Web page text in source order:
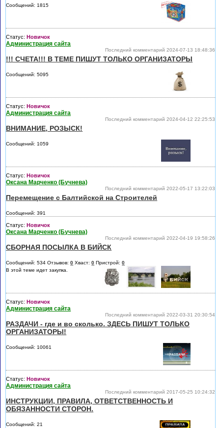
Сообщений: 1815
Статус:Новичок
Администрация сайта
Последний комментарий 2024-07-13 18:48:36
!!! СЧЕТА!!! В ТЕМЕ ПИШУТ ТОЛЬКО ОРГАНИЗАТОРЫ
Сообщений: 5095
Статус:Новичок
Администрация сайта
Последний комментарий 2024-04-12 22:25:53
ВНИМАНИЕ, РОЗЫСК!
Сообщений: 1059
Статус:Новичок
Оксана Марченко (Бучнева)
Последний комментарий 2022-05-17 13:22:03
Перемещение с Балтийской на Строителей
Сообщений: 391
Статус:Новичок
Оксана Марченко (Бучнева)
Последний комментарий 2022-04-19 19:58:26
СБОРНАЯ ПОСЫЛКА В БИЙСК
Сообщений: 534 Отзывов:0 Хваст:0 Пристрой:0
В этой теме идет закупка.
Статус:Новичок
Администрация сайта
Последний комментарий 2022-03-31 20:30:54
РАЗДАЧИ - где и во сколько. ЗДЕСЬ ПИШУТ ТОЛЬКО
ОРГАНИЗАТОРЫ!
Сообщений: 10061
Статус:Новичок
Администрация сайта
Последний комментарий 2017-05-25 10:24:32
ИНСТРУКЦИИ, ПРАВИЛА, ОТВЕТСТВЕННОСТЬ И
ОБЯЗАННОСТИ СТОРОН.
Сообщений: 21